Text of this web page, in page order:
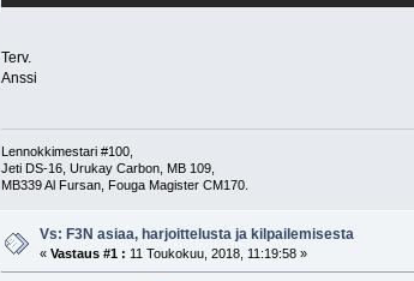
Terv.
Anssi
Lennokkimestari #100,
Jeti DS-16, Urukay Carbon, MB 109,
MB339 Al Fursan, Fouga Magister CM170.
Vs: F3N asiaa, harjoittelusta ja kilpailemisesta
«Vastaus #1 : 11 Toukokuu, 2018, 11:19:58 »